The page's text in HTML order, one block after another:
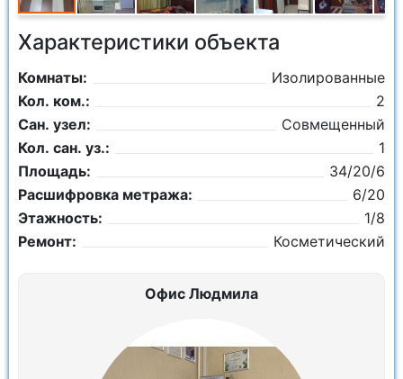
Характеристики объекта
Комнаты:
Изолированные
Кол. ком.:
2
Сан. узел:
Совмещенный
Кол. сан. уз.:
1
Площадь:
34/20/6
Расшифровка метража:
6/20
Этажность:
1/8
Ремонт:
Косметический
Офис Людмила